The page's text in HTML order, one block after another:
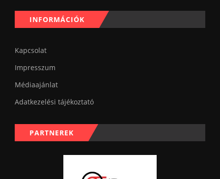
INFORMÁCIÓK
Kapcsolat
Impresszum
Médiaajánlat
Adatkezelési tájékoztató
PARTNEREK